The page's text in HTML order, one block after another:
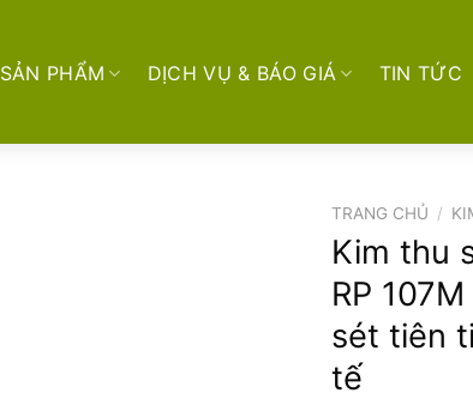
SẢN PHẨM DỊCH VỤ & BÁO GIÁ TIN TỨC
TRANG CHỦ /
Kim thu
RP
sét tiên
tế